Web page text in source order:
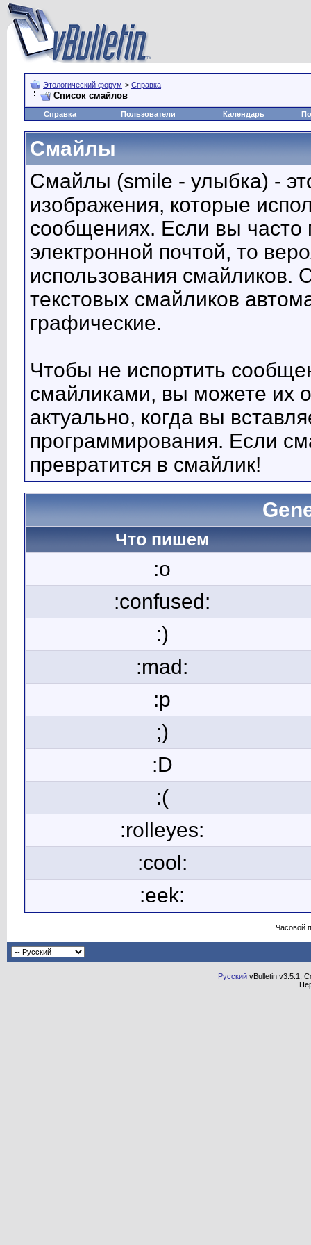
Этологический форум > Справка
Список смайлов
Справка Пользователи Календарь
Смайлы
Смайлы (smile - улыбка) -
изображения, которые
сообщениях. Если вы часто
электронной почтой, то
использования
текстовых смайликов
графические.
Чтобы не испортить
смайликами, вы можете их
актуально, когда вы
программирования. Если
превратится в смайлик!
Что пишем
:o
:confused:
:)
:mad:
:p
;)
:D
:(
:rolleyes:
:cool:
:eek:
Часовой
Русский vBulletin v3.5.1,